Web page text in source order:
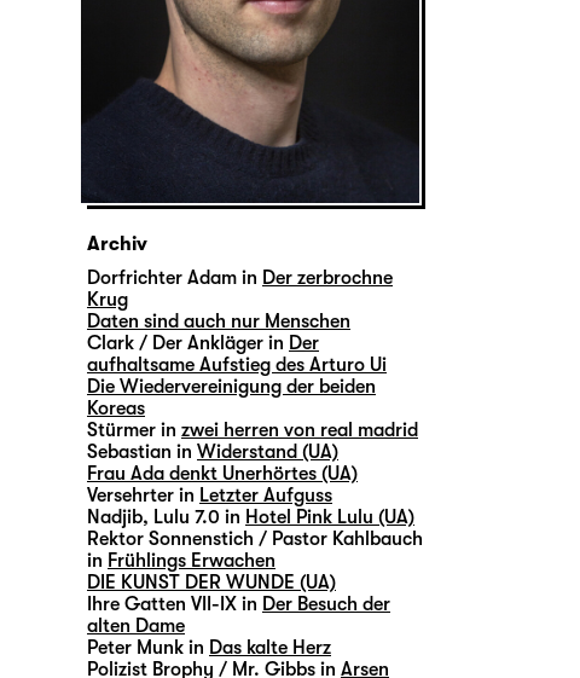
Archiv
Dorfrichter Adam in Der zerbrochne
Krug
Daten sind auch nur Menschen
Clark / Der Ankläger in Der
aufhaltsame Aufstieg des Arturo Ui
Die Wiedervereinigung der beiden
Koreas
Stürmer in zwei herren von real madrid
Sebastian in Widerstand (UA)
Frau Ada denkt Unerhörtes (UA)
Versehrter in Letzter Aufguss
Nadjib, Lulu 7.0 in Hotel Pink Lulu (UA)
Rektor Sonnenstich / Pastor Kahlbauch
in Frühlings Erwachen
DIE KUNST DER WUNDE (UA)
Ihre Gatten VII-IX in Der Besuch der
alten Dame
Peter Munk in Das kalte Herz
Polizist Brophy / Mr. Gibbs in Arsen